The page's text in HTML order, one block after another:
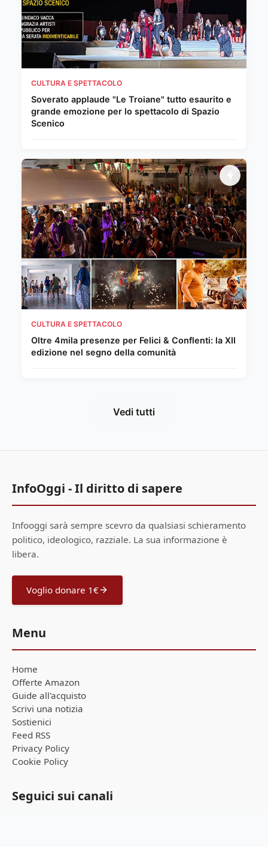
CULTURA E SPETTACOLO
Soverato applaude "Le Troiane" tutto esaurito e
grande emozione per lo spettacolo di Spazio
Scenico
CULTURA E SPETTACOLO
Oltre 4mila presenze per Felici & Conflenti: la XII
edizione nel segno della comunità
Vedi tutti
InfoOggi - Il diritto di sapere
Infooggi sarà sempre scevro da qualsiasi schieramento
politico, ideologico, razziale. La sua informazione è
libera.
Voglio donare 1€
Menu
Home
Offerte Amazon
Guide all'acquisto
Scrivi una notizia
Sostienici
Feed RSS
Privacy Policy
Cookie Policy
Seguici sui canali